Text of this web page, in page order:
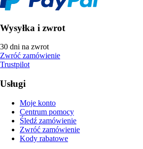
Wysyłka i zwrot
30 dni na zwrot
Zwróć zamówienie
Trustpilot
Usługi
Moje konto
Centrum pomocy
Śledź zamówienie
Zwróć zamówienie
Kody rabatowe